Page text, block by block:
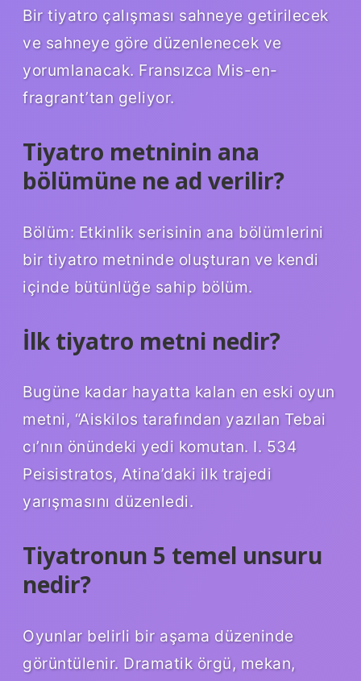
Bir tiyatro çalışması sahneye getirilecek
ve sahneye göre düzenlenecek ve
yorumlanacak. Fransızca Mis-en-
fragrant’tan geliyor.
Tiyatro metninin ana
bölümüne ne ad verilir?
Bölüm: Etkinlik serisinin ana bölümlerini
bir tiyatro metninde oluşturan ve kendi
içinde bütünlüğe sahip bölüm.
İlk tiyatro metni nedir?
Bugüne kadar hayatta kalan en eski oyun
metni, “Aiskilos tarafından yazılan Tebai
cı’nın önündeki yedi komutan. I. 534
Peisistratos, Atina’daki ilk trajedi
yarışmasını düzenledi.
Tiyatronun 5 temel unsuru
nedir?
Oyunlar belirli bir aşama düzeninde
görüntülenir. Dramatik örgü, mekan,